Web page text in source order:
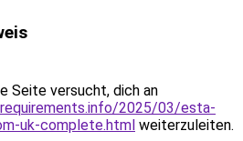
Seite versucht, dich an
2025/03/esta-
uk-complete.html weiterzuleiten.